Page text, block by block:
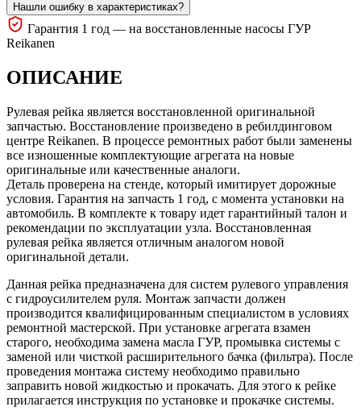
Нашли ошибку в характеристиках?
Гарантия 1 год — на восстановленные насосы ГУР
Reikanen
ОПИСАНИЕ
Рулевая рейка является восстановленной оригинальной
запчастью. Восстановление произведено в ребилдинговом
центре Reikanen. В процессе ремонтных работ были заменены
все изношенные комплектующие агрегата на новые
оригинальные или качественные аналоги.
Деталь проверена на стенде, который имитирует дорожные
условия. Гарантия на запчасть 1 год, с момента установки на
автомобиль. В комплекте к товару идет гарантийный талон и
рекомендации по эксплуатации узла. Восстановленная
рулевая рейка является отличным аналогом новой
оригинальной детали.
Данная рейка предназначена для систем рулевого управления
с гидроусилителем руля. Монтаж запчасти должен
производится квалифицированным специалистом в условиях
ремонтной мастерской. При установке агрегата взамен
старого, необходима замена масла ГУР, промывка системы с
заменой или чисткой расширительного бачка (фильтра). После
проведения монтажа систему необходимо правильно
заправить новой жидкостью и прокачать. Для этого к рейке
прилагается инструкция по установке и прокачке системы.